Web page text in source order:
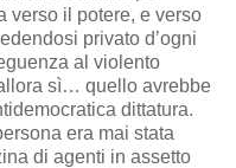
verso il potere, e verso
privato d’ogni
al violento
sì… quello avrebbe
dittatura.
era mai stata
di agenti in assetto